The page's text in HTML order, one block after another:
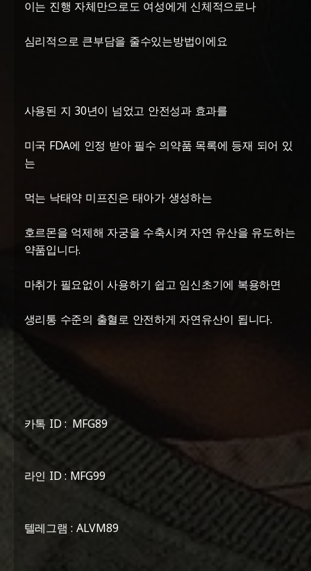
이는 진행 자체만으로도 여성에게 신체적으로나
심리적으로 큰부담을 줄수있는방법이에요
사용된 지 30년이 넘었고 안전성과 효과를
미국 FDA에 인정 받아 필수 의약품 목록에 등재 되어 있
는
먹는 낙태약 미프진은 태아가 생성하는
호르몬을 억제해 자궁을 수축시켜 자연 유산을 유도하는
약품입니다.
마취가 필요없이 사용하기 쉽고 임신초기에 복용하면
생리통 수준의 출혈로 안전하게 자연유산이 됩니다.
카톡 ID : MFG89
라인 ID : MFG99
텔레그램 : ALVM89